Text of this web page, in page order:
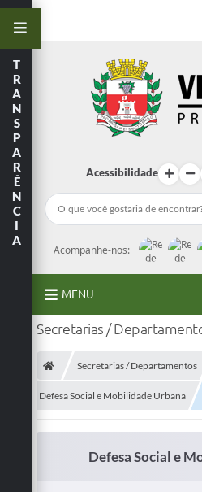
Acessibilidade
Acompanhe-nos:
MENU
A Prefeitura
Secretarias
Telefones
Licitações
T
R
A
N
S
P
A
R
Ê
N
C
I
A
Secretarias /
Secretarias / Departamentos
Defesa Social e Mobilidade Urbana
Defesa Social e